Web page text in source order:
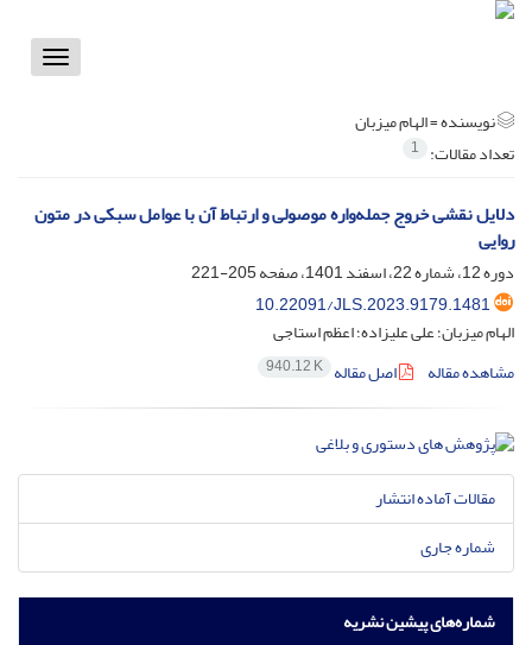
Toggle
نویسنده =الهام میزبان
تعداد مقالات: 1
دلایل نقشی خروج جمله‌واره موصولی و ارتباط آن با عوامل سبکی در متون
روایی
دوره 12، شماره 22، اسفند 1401، صفحه
205-221
10.22091/JLS.2023.9179.1481
الهام میزبان؛ علی علیزاده؛ اعظم استاجی
مشاهده مقاله
اصل مقاله 940.12 K
مقالات آماده انتشار
شماره جاری
شماره‌های پیشین نشریه